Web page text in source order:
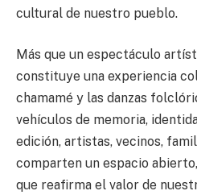
cultural de nuestro pueblo.
Más que un espectáculo
constituye una experiencia
chamamé y las danzas
vehículos de memoria,
edición, artistas, vecinos,
comparten un espacio
que reafirma el valor de